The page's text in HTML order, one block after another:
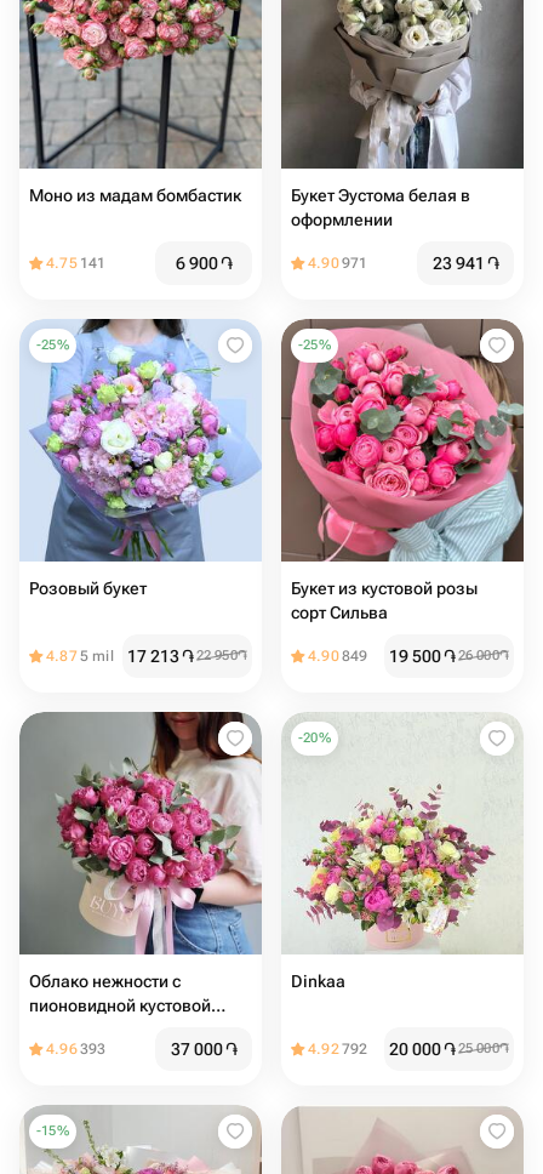
Моно из мадам бомбастик
4.75 141 6 900֏
Букет Эустома белая в
оформлении
4.90971 23 941 ֏
-25%
Розовый букет
4.875 mil 17 213֏22 950֏
-25%
Букет из кустовой розы
сорт Сильва
4.90849 19 500֏26 000֏
Облако нежности с
пионовидной кустовой
4.96393 37 000֏
-20%
Dinkaa
4.92792 20 000֏25 000֏
-15%